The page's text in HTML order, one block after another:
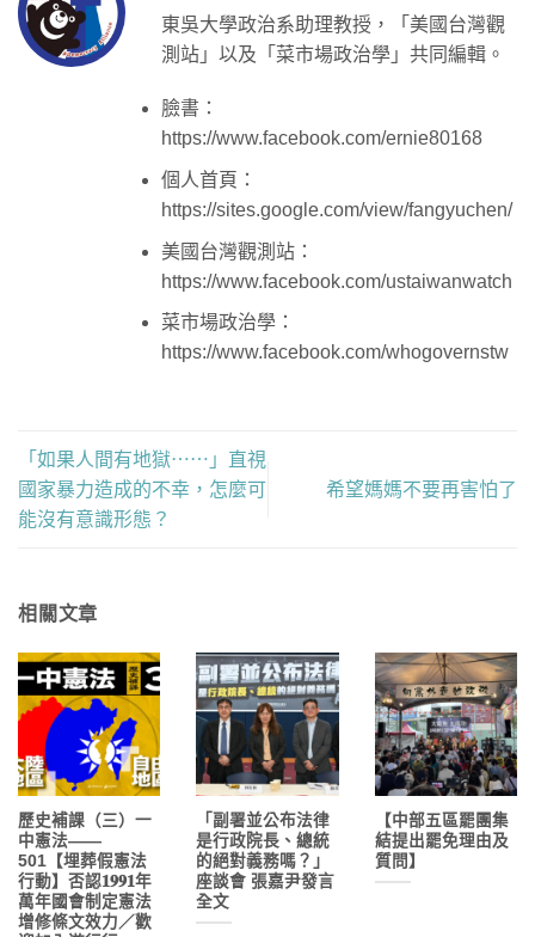
東吳大學政治系助理教授，「美國台灣觀
測站」以及「菜市場政治學」共同編輯。
臉書：
https://www.facebook.com/ernie80168
個人首頁：
https://sites.google.com/view/fangyuchen/
美國台灣觀測站：
https://www.facebook.com/ustaiwanwatch
菜市場政治學：
https://www.facebook.com/whogovernstw
「如果人間有地獄⋯⋯」直視
國家暴力造成的不幸，怎麼可
能沒有意識形態？
希望媽媽不要再害怕了
相關文章
歷史補課（三）一
中憲法——
501【埋葬假憲法
行動】否認𝟏𝟗𝟗𝟏年
萬年國會制定憲法
增修條文效力／歡
「副署並公布法律
是行政院長、總統
的絕對義務嗎？」
座談會 張嘉尹發言
全文
【中部五區罷團集
結提出罷免理由及
質問】